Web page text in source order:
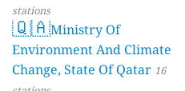
stations
🇶🇦Ministry Of
Environment And Climate
Change, State Of Qatar 16